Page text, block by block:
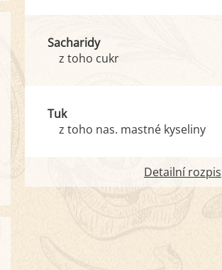
Sacharidy
z toho cukr
Tuk
z toho nas. mastné kyseliny
Detailní rozpis